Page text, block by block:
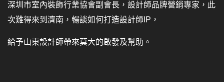
深圳市室內裝飾行業協會副會長，設計師品牌營銷專家，此
次難得來到濟南，暢談如何打造設計師IP，
給予山東設計師帶來莫大的啟發及幫助。